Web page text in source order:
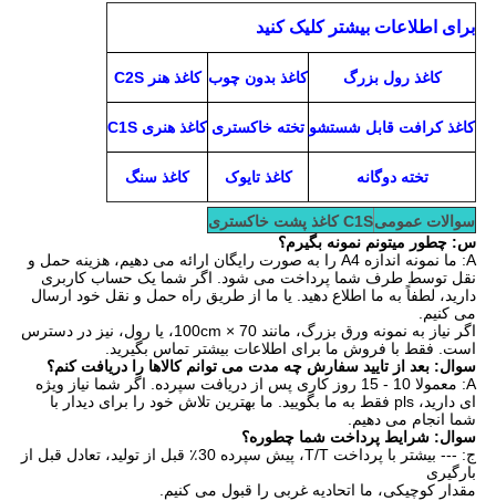
برای اطلاعات بیشتر کلیک کنید
کاغذ رول بزرگ کاغذ بدون چوب کاغذ هنر C2S
کاغذ کرافت قابل شستشو تخته خاکستری کاغذ هنری C1S
تخته دوگانه کاغذ تایوک کاغذ سنگ
سوالات عمومیC1S کاغذ پشت خاکستری
س: چطور ميتونم نمونه بگيرم؟
A: ما نمونه اندازه A4 را به صورت رایگان ارائه می دهیم، هزینه حمل و
نقل توسط طرف شما پرداخت می شود. اگر شما یک حساب کاربری
دارید، لطفاً به ما اطلاع دهید. یا ما از طریق راه حمل و نقل خود ارسال
می کنیم.
اگر نیاز به نمونه ورق بزرگ، مانند 70 × 100cm، یا رول، نیز در دسترس
است. فقط با فروش ما برای اطلاعات بیشتر تماس بگیرید.
سوال: بعد از تایید سفارش چه مدت می توانم کالاها را دریافت کنم؟
A: معمولا 10 - 15 روز کاری پس از دریافت سپرده. اگر شما نیاز ویژه
ای دارید، pls فقط به ما بگویید. ما بهترین تلاش خود را برای دیدار با
شما انجام می دهیم.
سوال: شرایط پرداخت شما چطوره؟
ج: --- بیشتر با پرداخت T/T، پیش سپرده 30٪ قبل از تولید، تعادل قبل از
بارگیری
مقدار کوچیکی، ما اتحادیه غربی را قبول می کنیم.